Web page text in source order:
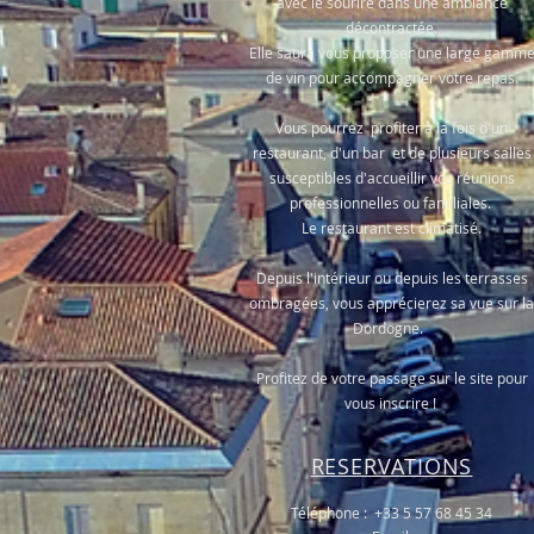
décontractée.
Elle saura vous proposer une large gamme
de vin pour accompagner votre repas.
Vous pourrez profiter à la fois d'un
restaurant, d'un bar et de plusieurs salles
susceptibles d'accueillir vos réunions
professionnelles ou familiales.
Le restaurant est climatisé.
Depuis l'intérieur ou depuis les terrasses
ombragées, vous apprécierez sa vue sur la
Dordogne.
Profitez de votre passage sur le site pour
vous inscrire !
RESERVATIONS
Téléphone : +33 5 57 68 45 34